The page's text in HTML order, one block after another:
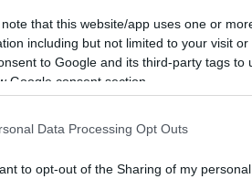
note that this website/app uses one or
including but not limited to your visit
to Google and its third-party tags
Google consent section.
Data Processing Opt Outs
to opt-out of the Sharing of my personal
van ünnepi széria is,
évfordulóját. Ennek értelmében
a Genfi
A japánok azonban tartották a
ünnepi szériát. A néhány jelen